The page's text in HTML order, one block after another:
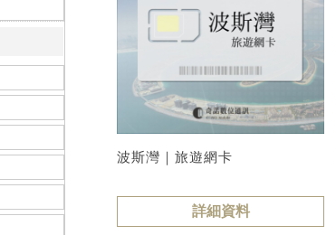
波斯灣｜旅遊網卡
詳細資料